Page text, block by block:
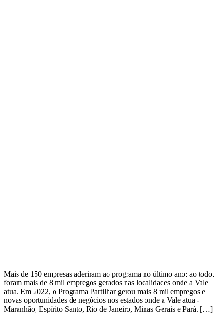
Mais de 150 empresas aderiram ao programa no último ano; ao todo,
foram mais de 8 mil empregos gerados nas localidades onde a Vale
atua. Em 2022, o Programa Partilhar gerou mais 8 mil empregos e
novas oportunidades de negócios nos estados onde a Vale atua -
Maranhão, Espírito Santo, Rio de Janeiro, Minas Gerais e Pará. […]